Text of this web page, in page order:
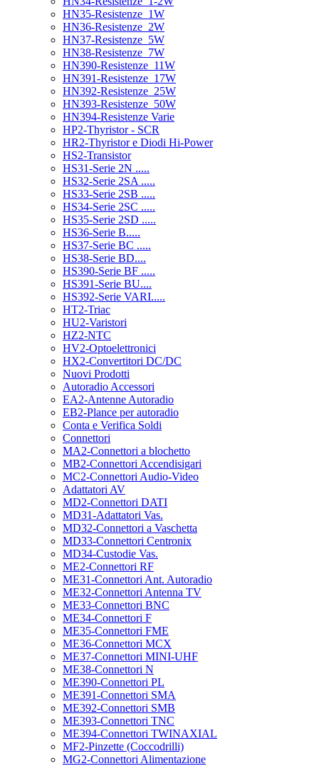
HN35-Resistenze_1W
HN36-Resistenze_2W
HN37-Resistenze_5W
HN38-Resistenze_7W
HN390-Resistenze_11W
HN391-Resistenze_17W
HN392-Resistenze_25W
HN393-Resistenze_50W
HN394-Resistenze Varie
HP2-Thyristor - SCR
HR2-Thyristor e Diodi Hi-Power
HS2-Transistor
HS31-Serie 2N .....
HS32-Serie 2SA .....
HS33-Serie 2SB .....
HS34-Serie 2SC .....
HS35-Serie 2SD .....
HS36-Serie B.....
HS37-Serie BC .....
HS38-Serie BD....
HS390-Serie BF .....
HS391-Serie BU....
HS392-Serie VARI.....
HT2-Triac
HU2-Varistori
HZ2-NTC
HV2-Optoelettronici
HX2-Convertitori DC/DC
Nuovi Prodotti
Autoradio Accessori
EA2-Antenne Autoradio
EB2-Plance per autoradio
Conta e Verifica Soldi
Connettori
MA2-Connettori a blochetto
MB2-Connettori Accendisigari
MC2-Connettori Audio-Video
Adattatori AV
MD2-Connettori DATI
MD31-Adattatori Vas.
MD32-Connettori a Vaschetta
MD33-Connettori Centronix
MD34-Custodie Vas.
ME2-Connettori RF
ME31-Connettori Ant. Autoradio
ME32-Connettori Antenna TV
ME33-Connettori BNC
ME34-Connettori F
ME35-Connettori FME
ME36-Connettori MCX
ME37-Connettori MINI-UHF
ME38-Connettori N
ME390-Connettori PL
ME391-Connettori SMA
ME392-Connettori SMB
ME393-Connettori TNC
ME394-Connettori TWINAXIAL
MF2-Pinzette (Coccodrilli)
MG2-Connettori Alimentazione